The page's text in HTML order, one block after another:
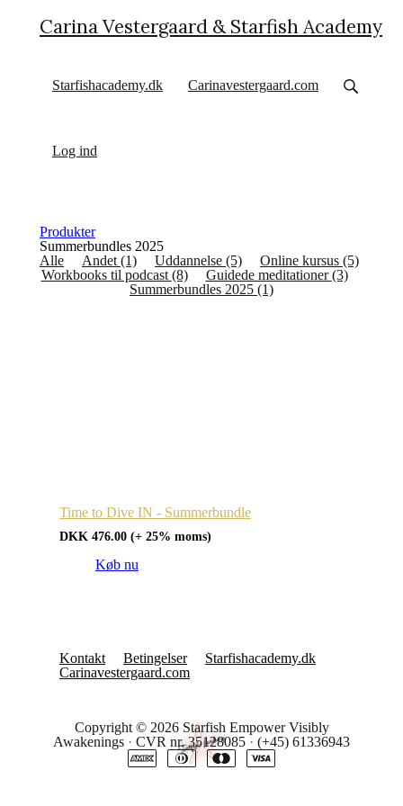
Carina Vestergaard & Starfish Academy
Starfishacademy.dk Carinavestergaard.com
Log ind
Produkter
Summerbundles 2025
Alle
Andet (1) Uddannelse (5) Online kursus (5)
Workbooks til podcast (8) Guidede meditationer(3)
Summerbundles 2025 (1)
Time to Dive IN - Summerbundle
DKK 476.00 (+ 25% moms)
Køb nu
Kontakt Betingelser
Starfishacademy.dk
Carinavestergaard.com
Copyright © 2026 Starfish Empower Visibly
Awakenings · CVR nr. 35128085 · (+45) 61336943